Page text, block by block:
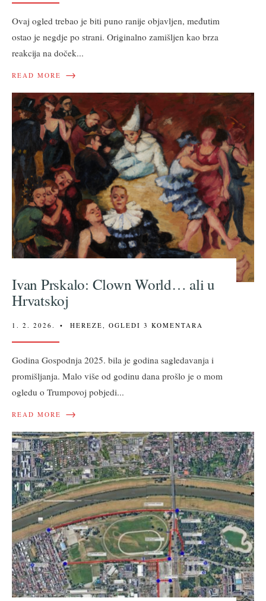
Ovaj ogled trebao je biti puno ranije objavljen, međutim
ostao je negdje po strani. Originalno zamišljen kao brza
reakcija na doček...
READ MORE →
Ivan Prskalo: Clown World… ali u
Hrvatskoj
1. 2. 2026. • HEREZE OGLEDI 3 KOMENTARA
Godina Gospodnja 2025. bila je godina sagledavanja i
promišljanja. Malo više od godinu dana prošlo je o mom
ogledu o Trumpovoj pobjedi...
READ MORE →